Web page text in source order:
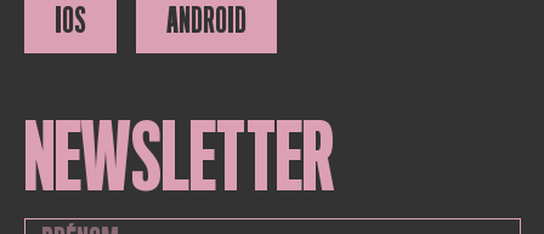
IOS ANDROID
NEWSLETTER